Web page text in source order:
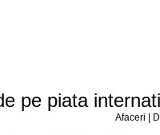
pe piata
Afaceri |